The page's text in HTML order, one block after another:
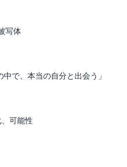
写体
中で、本当の自分と出会う」
、可能性